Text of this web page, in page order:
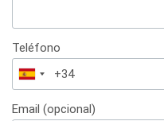
Teléfono
España
+34
Email (opcional)